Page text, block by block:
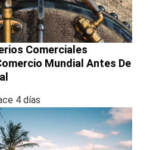
Comerciales
Mundial Antes De
4 días